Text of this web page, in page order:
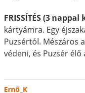
FRISSÍTÉS (3 nappal
kártyámra. Egy
Puzsértól. Mészáros
védeni, és Puzsér
Ernő_K